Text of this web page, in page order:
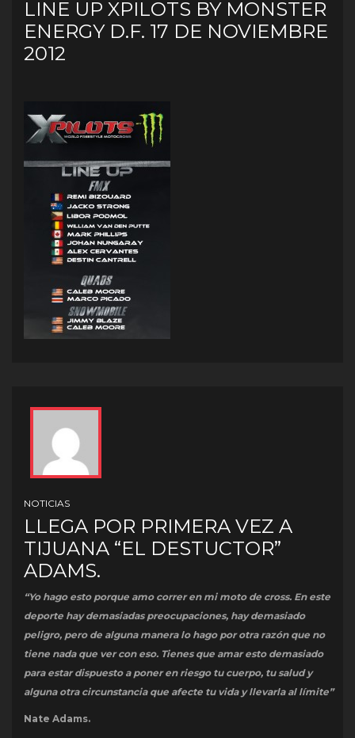
LINE UP XPILOTS BY MONSTER
ENERGY D.F. 17 DE NOVIEMBRE
2012
NOTICIAS
LLEGA POR PRIMERA VEZ A
TIJUANA “EL DESTUCTOR”
ADAMS.
“Yo hago esto porque amo correr en mi moto de cross. En este
deporte hay demasiadas preocupaciones, hay demasiado
peligro, pero de alguna manera lo hago por otra razón que no
tiene nada que ver con eso. Tienes que amar esto demasiado
para estar dispuesto a poner en riesgo tu cuerpo, tu salud y
alguna otra circunstancia que afecte tu vida y llevarla al límite”
Nate Adams.